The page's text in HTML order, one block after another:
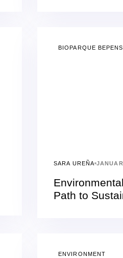
BIOPARQUE
SARA UREÑA
Path to
ENVIRONMENT